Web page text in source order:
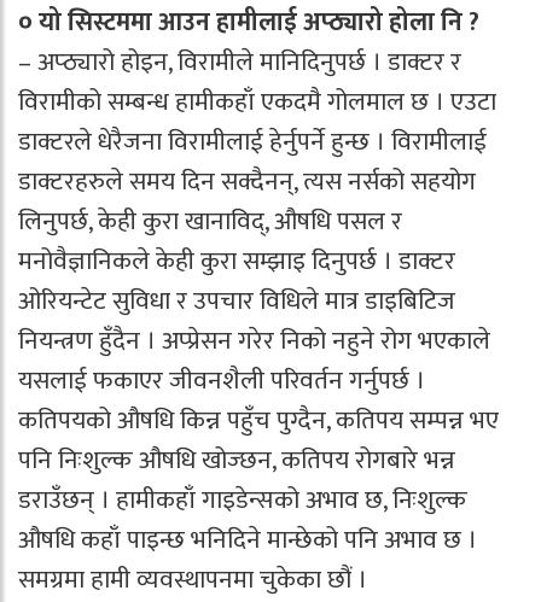
० यो सिस्टममा आउन हामीलाई अप्ठ्यारो होला नि ?
– अप्ठ्यारो होइन, विरामीले मानिदिनुपर्छ । डाक्टर र
विरामीको सम्बन्ध हामीकहाँ एकदमै गोलमाल छ । एउटा
डाक्टरले धेरैजना विरामीलाई हेर्नुपर्ने हुन्छ । विरामीलाई
डाक्टरहरुले समय दिन सक्दैनन्, त्यस नर्सको सहयोग
लिनुपर्छ, केही कुरा खानाविद्, औषधि पसल र
मनोवैज्ञानिकले केही कुरा सम्झाइ दिनुपर्छ । डाक्टर
ओरियन्टेट सुविधा र उपचार विधिले मात्र डाइबिटिज
नियन्त्रण हुँदैन । अप्प्रेसन गरेर निको नहुने रोग भएकाले
यसलाई फकाएर जीवनशैली परिवर्तन गर्नुपर्छ ।
कतिपयको औषधि किन्न पहुँच पुग्दैन, कतिपय सम्पन्न भए
पनि निःशुल्क औषधि खोज्छन, कतिपय रोगबारे भन्न
डराउँछन् । हामीकहाँ गाइडेन्सको अभाव छ, निःशुल्क
औषधि कहाँ पाइन्छ भनिदिने मान्छेको पनि अभाव छ ।
समग्रमा हामी व्यवस्थापनमा चुकेका छौं ।